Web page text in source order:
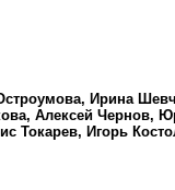
Ирина
Алексей Чернов,
Игорь